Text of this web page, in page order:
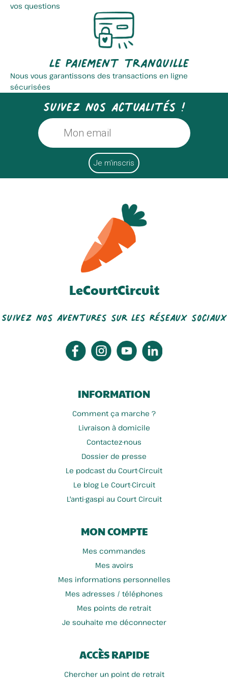
La Ferme Du Bien élever Brasserie Les Fils D'omer
Jeorges - Orges Et Chicorée
vos questions
Le paiement tranquille
Nous vous garantissons des transactions en ligne
sécurisées
Suivez nos actualités !
LeCourtCircuit
Suivez nos aventures sur les réseaux sociaux
INFORMATION
Comment ça marche ?
Livraison à domicile
Contactez-nous
Dossier de presse
Le podcast du Court-Circuit
Le blog Le Court-Circuit
L'anti-gaspi au Court Circuit
MON COMPTE
Mes commandes
Mes avoirs
Mes informations personnelles
Mes adresses / téléphones
Mes points de retrait
Je souhaite me déconnecter
ACCÈS RAPIDE
Chercher un point de retrait